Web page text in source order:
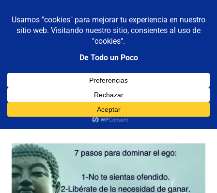
contenido
De todo un poco
Reflexiones,
Viajes
MENÚ
7 pasos para dominar el Ego
Luis Castellanos
Reflexiones